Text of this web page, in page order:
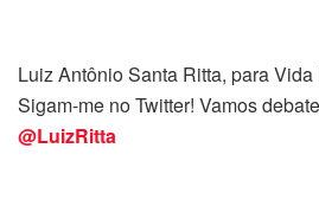
Luiz Antônio Santa Ritta, para
Sigam-me no Twitter! Vamos
@LuizRitta